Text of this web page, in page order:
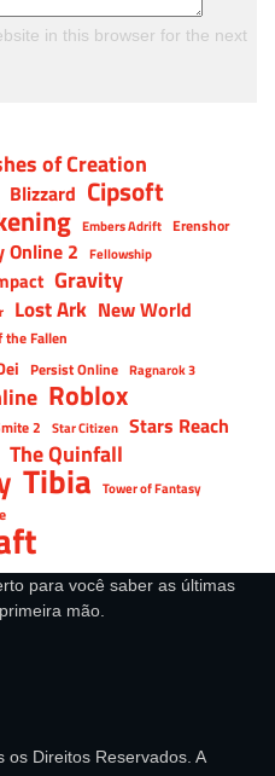
in this browser for the next
of Creation
Blizzard Cipsoft
Embers Adrift Erenshor
Online 2 Fellowship
Gravity
Lost Ark New World
the Fallen
Persist Online Ragnarok 3
Roblox
2 Star Citizen Stars Reach
The Quinfall
Tibia Tower of Fantasy
para você saber as últimas
mão.
os Direitos Reservados. A